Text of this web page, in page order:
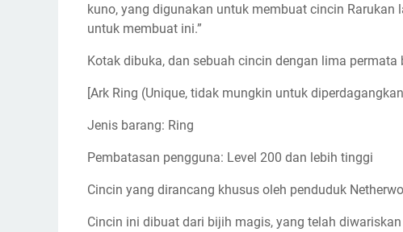
kuno, yang digunakan untuk membuat cincin
untuk membuat ini.”
Kotak dibuka, dan sebuah cincin dengan lima permata
[Ark Ring (Unique, tidak mungkin untuk
Jenis barang: Ring
Pembatasan pengguna: Level 200 dan lebih tinggi
Cincin yang dirancang khusus oleh penduduk
Cincin ini dibuat dari bijih magis, yang telah